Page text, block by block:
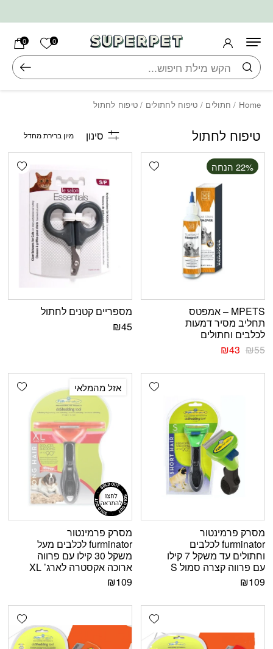
0 הרשימה
0
חיפוש
Home
/ חתולים / טיפוח לחתולים / טיפוח לחתול
טיפוח לחתול סינון
Add wishlist ‫22% הנחה
MPETS – אמפטס
תחליב מסיר דמעות
לכלבים וחתולים
₪55
₪43
מספריים קטנים לחתול
₪45
Add wishlist
מסרק פרמינטור
furminator לכלבים
וחתולים עד משקל 7 קילו
עם פרווה קצרה סמול S
₪109
אזל מהמלאי
מסרק פרמינטור
furminator לכלבים מעל
משקל 30 קילו עם פרווה
ארוכה אקסטרה לארג’ XL
₪109
Add wishlist